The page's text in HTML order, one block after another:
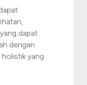
dapat
dengan
yang